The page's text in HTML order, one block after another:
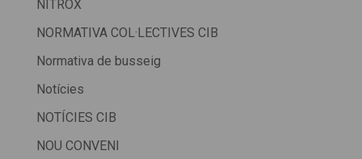
NITROX
NORMATIVA COL·LECTIVES CIB
Normativa de busseig
Notícies
NOTÍCIES CIB
NOU CONVENI